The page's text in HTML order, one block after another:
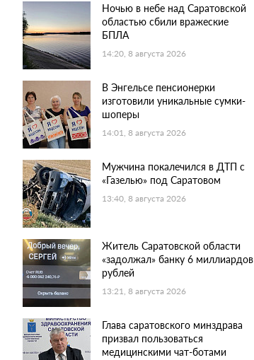
Ночью в небе над Саратовской
областью сбили вражеские
БПЛА
14:20, 8 августа 2026
В Энгельсе пенсионерки
изготовили уникальные сумки-
шоперы
14:01, 8 августа 2026
Мужчина покалечился в ДТП с
«Газелью» под Саратовом
13:40, 8 августа 2026
Житель Саратовской области
«задолжал» банку 6 миллиардов
рублей
13:21, 8 августа 2026
Глава саратовского минздрава
призвал пользоваться
медицинскими чат-ботами